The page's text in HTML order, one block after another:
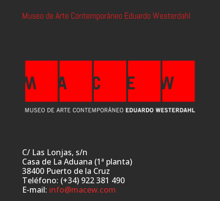
Museo de Arte Contemporáneo Eduardo Westerdahl
C/ Las Lonjas, s/n
Casa de La Aduana (1ª planta)
38400 Puerto de la Cruz
Teléfono: (+34) 922 381 490
E-mail: info@macew.com